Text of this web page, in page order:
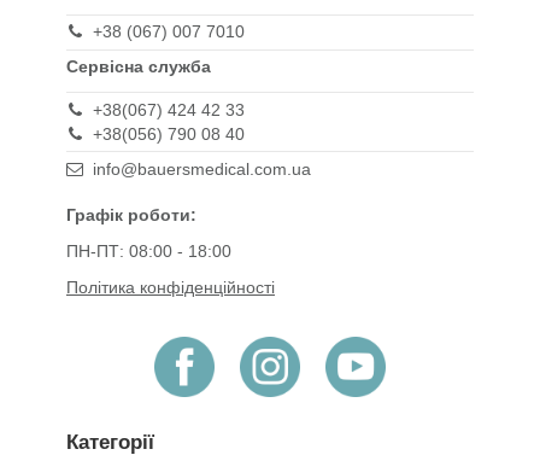
+38 (067) 007 7010
Сервісна служба
+38(067) 424 42 33
+38(056) 790 08 40
info@bauersmedical.com.ua
Графік роботи:
ПН-ПТ: 08:00 - 18:00
Політика конфіденційності
Категорії